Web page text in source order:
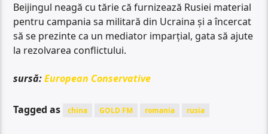
Beijingul neagă cu tărie că furnizează Rusiei material
pentru campania sa militară din Ucraina și a încercat
să se prezinte ca un mediator imparțial, gata să ajute
la rezolvarea conflictului.
sursă:European Conservative
Tagged as china GOLD FM romania rusia